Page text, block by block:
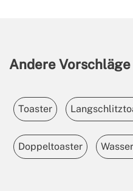
Andere Vorschläge
Toaster
Doppeltoaster